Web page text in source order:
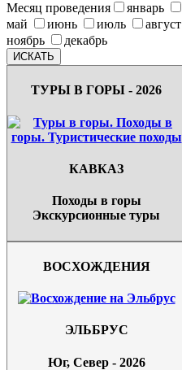
Месяц проведения
январь
май
июнь июль август
ноябрь
декабрь
ТУРЫ В ГОРЫ - 2026
КАВКАЗ
Походы в горы
Экскурсионные туры
ВОСХОЖДЕНИЯ
ЭЛЬБРУС
Юг, Север - 2026